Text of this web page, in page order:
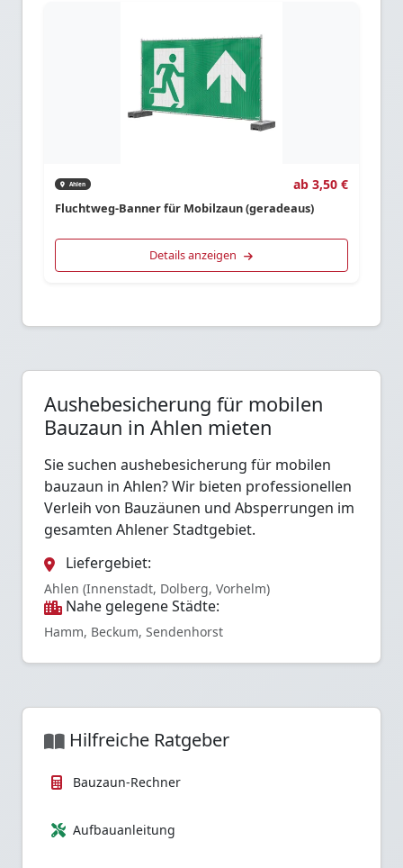
Ahlen ab 3,50 €
Fluchtweg-Banner für Mobilzaun (geradeaus)
Details anzeigen
Aushebesicherung für mobilen
Bauzaun in Ahlen mieten
Sie suchen aushebesicherung für mobilen
bauzaun in Ahlen? Wir bieten professionellen
Verleih von Bauzäunen und Absperrungen im
gesamten Ahlener Stadtgebiet.
Liefergebiet:
Ahlen (Innenstadt, Dolberg, Vorhelm)
Nahe gelegene Städte:
Hamm, Beckum, Sendenhorst
Hilfreiche Ratgeber
Bauzaun-Rechner
Aufbauanleitung